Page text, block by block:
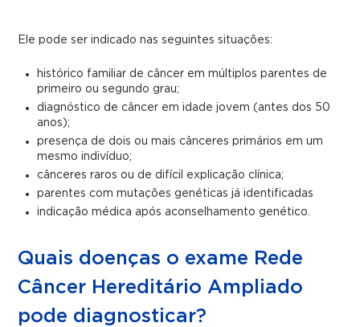
Ele pode ser indicado nas seguintes situações:
histórico familiar de câncer em múltiplos parentes de
primeiro ou segundo grau;
diagnóstico de câncer em idade jovem (antes dos 50
anos);
presença de dois ou mais cânceres primários em um
mesmo indivíduo;
cânceres raros ou de difícil explicação clínica;
parentes com mutações genéticas já identificadas
indicação médica após aconselhamento genético.
Quais doenças o exame Rede
Câncer Hereditário Ampliado
pode diagnosticar?